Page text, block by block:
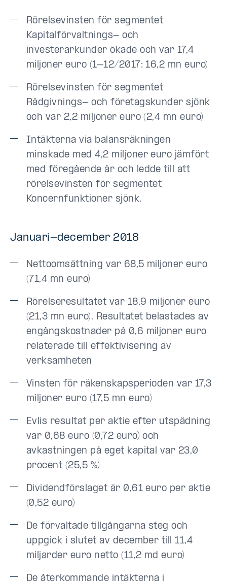
Rörelsevinsten för segmentet
Kapitalförvaltnings- och
investerarkunder ökade och var 17,4
miljoner euro (1–12/2017: 16,2 mn euro)
Rörelsevinsten för segmentet
Rådgivnings- och företagskunder sjönk
och var 2,2 miljoner euro (2,4 mn euro)
Intäkterna via balansräkningen
minskade med 4,2 miljoner euro jämfört
med föregående år och ledde till att
rörelsevinsten för segmentet
Koncernfunktioner sjönk.
Januari-december 2018
Nettoomsättning var 68,5 miljoner euro
(71,4 mn euro)
Rörelseresultatet var 18,9 miljoner euro
(21,3 mn euro). Resultatet belastades av
engångskostnader på 0,6 miljoner euro
relaterade till effektivisering av
verksamheten
Vinsten för räkenskapsperioden var 17,3
miljoner euro (17,5 mn euro)
Evlis resultat per aktie efter utspädning
var 0,68 euro (0,72 euro) och
avkastningen på eget kapital var 23,0
procent (25,5 %)
Dividendförslaget är 0,61 euro per aktie
(0,52 euro)
De förvaltade tillgångarna steg och
uppgick i slutet av december till 11,4
miljarder euro netto (11,2 md euro)
De återkommande intäkterna i